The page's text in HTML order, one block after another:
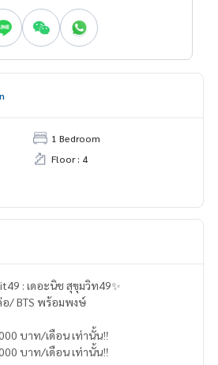
1 Bedroom
Floor : 4
: เดอะนิช สุขุมวิท49✨
อ/ BTS พร้อมพงษ์
บาท/เดือน เท่านั้น‼️
บาท/เดือน เท่านั้น‼️